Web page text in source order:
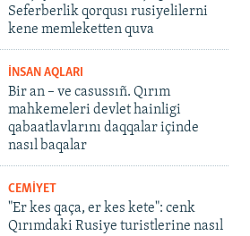
Seferberlik qorqusı rusiyelilerni
kene memleketten quva
İNSAN AQLARI
Bir an – ve casussıñ. Qırım
mahkemeleri devlet hainligi
qabaatlavlarını daqqalar içinde
nasıl baqalar
CEMİYET
"Er kes qaça, er kes kete": cenk
Qırımdaki Rusiye turistlerine nasıl